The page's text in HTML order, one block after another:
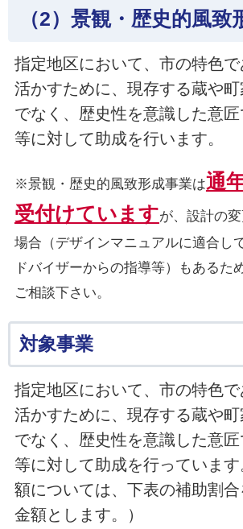
（2）景観・歴史的風致
指定地区において、市の特色
活かすために、現存する蔵や
でなく、歴史性を意識した意
等に対して助成を行います。
※景観・歴史的風致形成事業は通
受付けていますが、設計の
場合（デザインマニュアルに適合し
ドバイザーからの指導等）もあるた
ご相談下さい。
対象事業
指定地区において、市の特色
活かすために、現存する蔵や
でなく、歴史性を意識した意
等に対して助成を行っていま
額については、下表の補助割
金額とします。）